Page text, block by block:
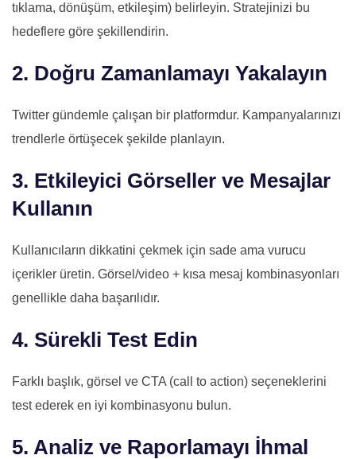
tıklama, dönüşüm, etkileşim) belirleyin. Stratejinizi bu
hedeflere göre şekillendirin.
2. Doğru Zamanlamayı Yakalayın
Twitter gündemle çalışan bir platformdur. Kampanyalarınızı
trendlerle örtüşecek şekilde planlayın.
3. Etkileyici Görseller ve Mesajlar
Kullanın
Kullanıcıların dikkatini çekmek için sade ama vurucu
içerikler üretin. Görsel/video + kısa mesaj kombinasyonları
genellikle daha başarılıdır.
4. Sürekli Test Edin
Farklı başlık, görsel ve CTA (call to action) seçeneklerini
test ederek en iyi kombinasyonu bulun.
5. Analiz ve Raporlamayı İhmal